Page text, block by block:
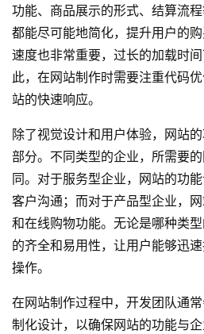
功能、商品展示的形式、结算流
都能尽可能地简化，提升用户的
速度也非常重要，过长的加载时
此，在网站制作时需要注重代码
站的快速响应。
除了视觉设计和用户体验，网站
部分。不同类型的企业，所需要
同。对于服务型企业，网站的功
客户沟通；而对于产品型企业，
和在线购物功能。无论是哪种类
的齐全和易用性，让用户能够迅
操作。
在网站制作过程中，开发团队通
制化设计，以确保网站的功能与